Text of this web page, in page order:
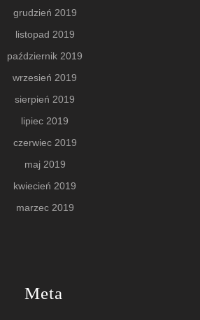
grudzień 2019
listopad 2019
październik 2019
wrzesień 2019
sierpień 2019
lipiec 2019
czerwiec 2019
maj 2019
kwiecień 2019
marzec 2019
Meta